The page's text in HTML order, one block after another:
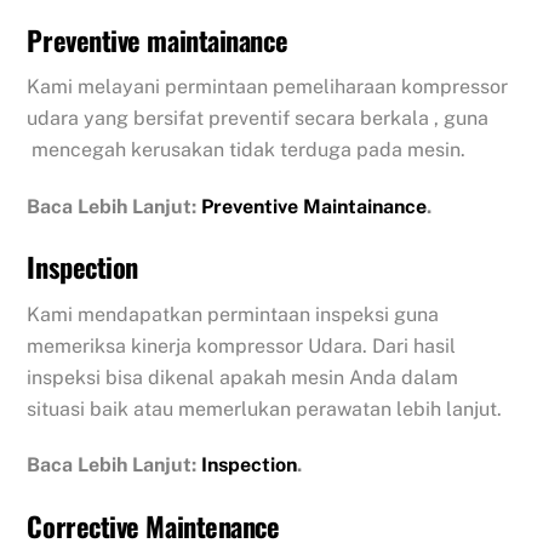
Preventive maintainance
Kami melayani permintaan pemeliharaan kompressor
udara yang bersifat preventif secara berkala , guna
mencegah kerusakan tidak terduga pada mesin.
Baca Lebih Lanjut: Preventive Maintainance.
Inspection
Kami mendapatkan permintaan inspeksi guna
memeriksa kinerja kompressor Udara. Dari hasil
inspeksi bisa dikenal apakah mesin Anda dalam
situasi baik atau memerlukan perawatan lebih lanjut.
Baca Lebih Lanjut: Inspection.
Corrective Maintenance